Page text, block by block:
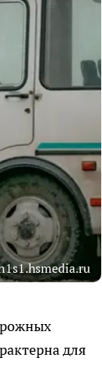
для